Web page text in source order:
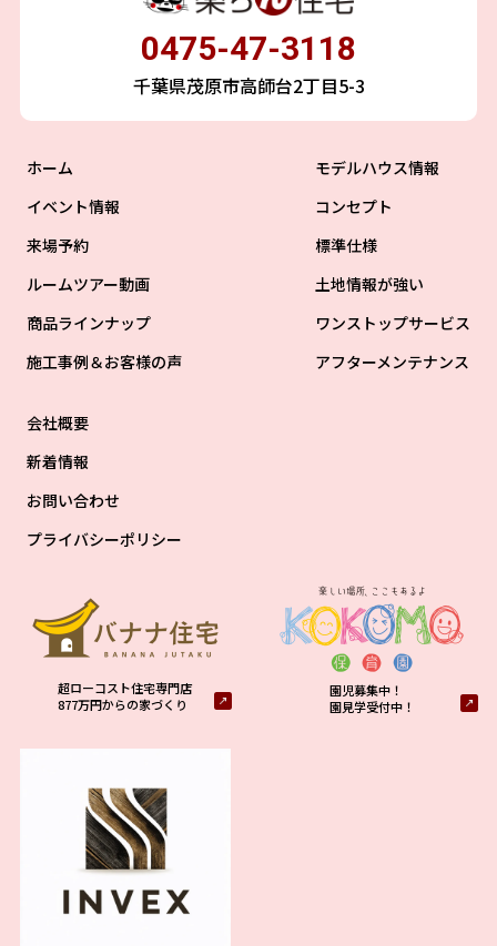
0475-47-3118
千葉県茂原市高師台2丁目5-3
ホーム
イベント情報
来場予約
ルームツアー動画
商品ラインナップ
施工事例＆お客様の声
モデルハウス情報
コンセプト
標準仕様
土地情報が強い
ワンストップサービス
アフターメンテナンス
会社概要
新着情報
お問い合わせ
プライバシーポリシー
超ローコスト住宅専門店
877万円からの家づくり
園児募集中！
園見学受付中！